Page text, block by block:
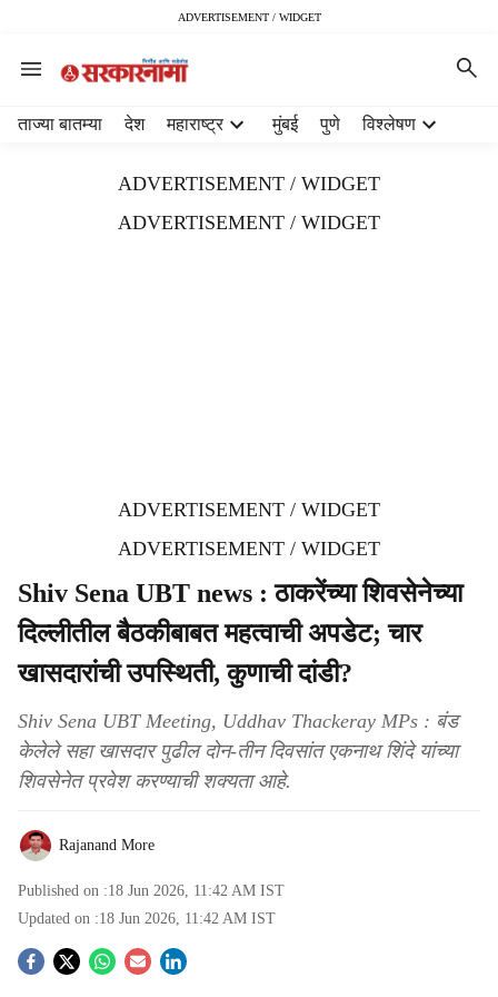
ADVERTISEMENT / WIDGET
ताज्या बातम्या देश महाराष्ट्र मुंबई पुणे विश्लेषण
ADVERTISEMENT / WIDGET
ADVERTISEMENT / WIDGET
ADVERTISEMENT / WIDGET
ADVERTISEMENT / WIDGET
Shiv Sena UBT news : ठाकरेंच्या शिवसेनेच्या
दिल्लीतील बैठकीबाबत महत्वाची अपडेट; चार
खासदारांची उपस्थिती, कुणाची दांडी?
Shiv Sena UBT Meeting, Uddhav Thackeray MPs : बंड
केलेले सहा खासदार पुढील दोन-तीन दिवसांत एकनाथ शिंदे यांच्या
शिवसेनेत प्रवेश करण्याची शक्यता आहे.
Rajanand More
Published on :18 Jun 2026, 11:42 AM IST
Updated on :18 Jun 2026, 11:42 AM IST
S